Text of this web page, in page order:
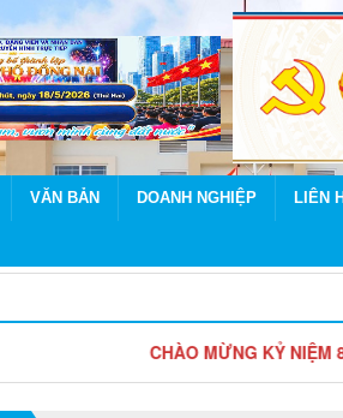
VĂN BẢN DOANH NGHIỆP LIÊN
CHÀO MỪNG KỶ NIỆM 85 NĂM